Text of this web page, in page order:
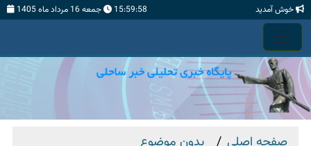
خوش آمدید 15:59:59 جمعه 16 مرداد ماه 1405